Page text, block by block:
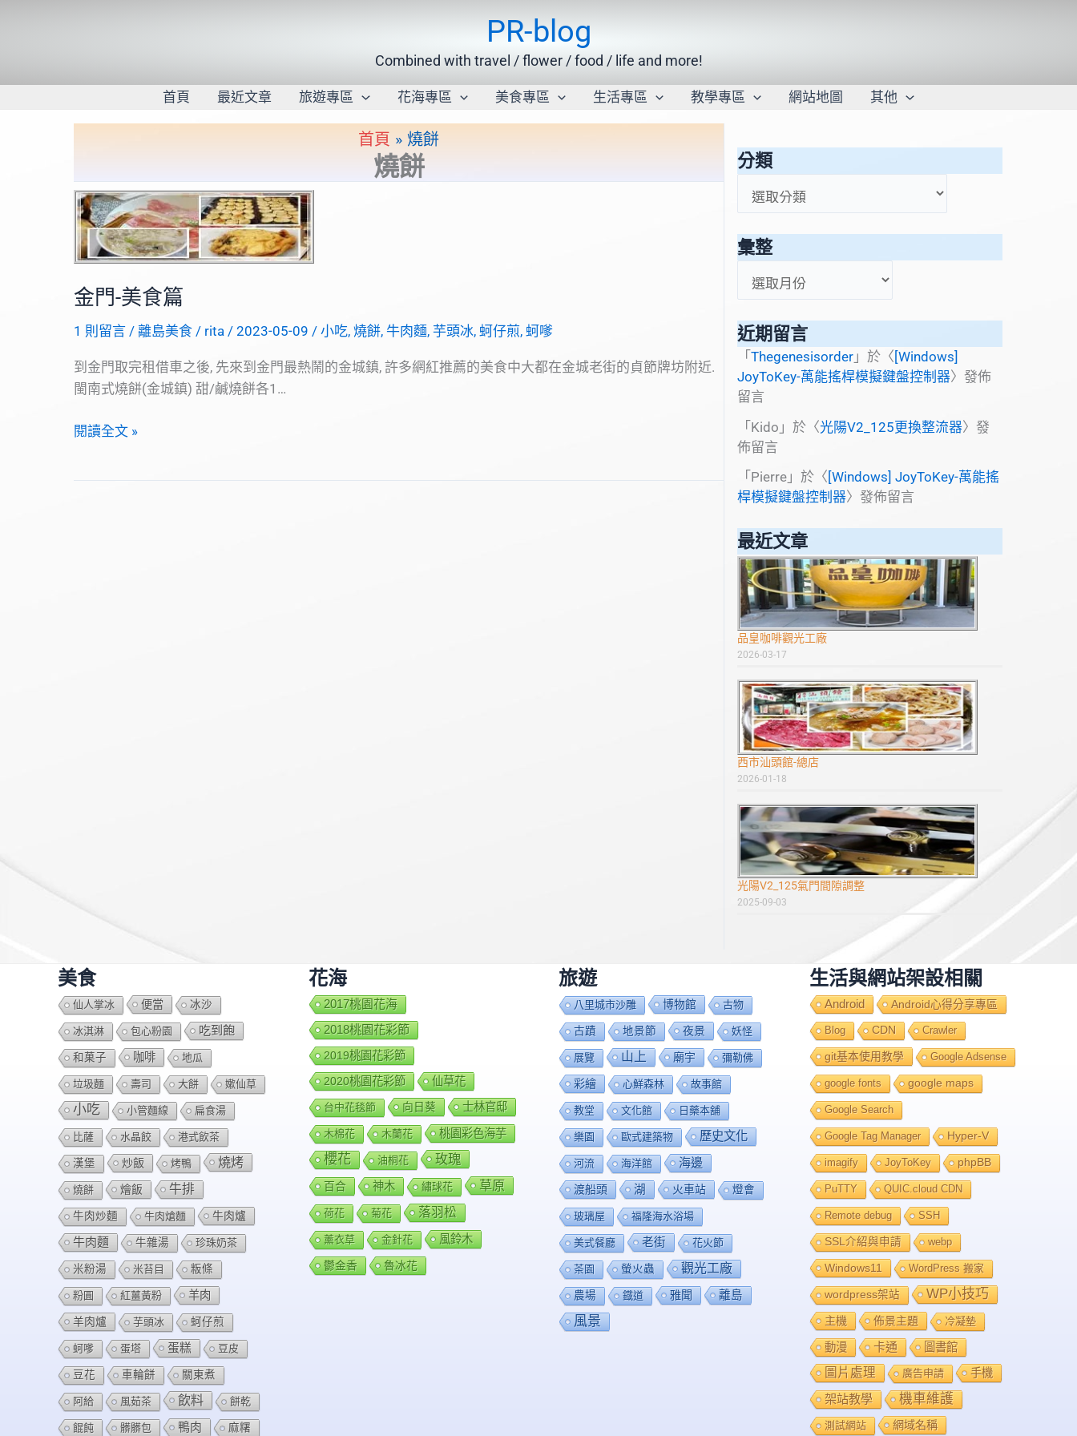
PR-blog
Combined with travel / flower / food / life and more!
首頁 最近文章 旅遊專區 花海專區 美食專區 生活專區 教學專區 網站地圖 其他
首頁 燒餅
燒餅
金門-美食篇
1 則留言 / 離島美食 / rita / 2023-05-09 / 小吃, 燒餅, 牛肉麵, 芋頭冰, 蚵仔煎, 蚵嗲
到金門取完租借車之後, 先來到金門最熱鬧的金城鎮, 許多網紅推薦的美食中大都在金城老街的貞節牌坊附近.
閩南式燒餅(金城鎮) 甜/鹹燒餅各1…
金
閱讀全文 »
分類
類
彙整
整
近期留言
「 Thegenesisorder 」於〈[Windows]
JoyToKey-萬能搖桿模擬鍵盤控制器〉發佈
留言
「 Kido 」於〈光陽V2_125更換整流器〉發
佈留言
「 Pierre 」於〈 [Windows] JoyToKey-萬能搖
桿模擬鍵盤控制器〉發佈留言
最近文章
品皇咖啡觀光工廠
2026-03-17
西市汕頭館-總店
2026-01-18
光陽V2_125氣門間隙調整
2025-09-03
美食
仙人掌冰 便當 冰沙
冰淇淋 包心粉園 吃到飽
和菓子 咖啡 地瓜
垃圾麵 壽司 大餅 嫰仙草
小吃 小管麵線 扁食湯
比薩 水晶餃 港式飲茶
漢堡 炒飯 烤鴨 燒烤
燒餅 燴飯 牛排
牛肉炒麵 牛肉熗麵 牛肉爐
牛肉麵 牛雜湯 珍珠奶茶
米粉湯 米苔目 粄條
粉圓 紅薑黃粉 羊肉
羊肉爐 芋頭冰 蚵仔煎
蚵嗲 蛋塔 蛋糕 豆皮
豆花 車輪餅 關東煮
阿給 風茹茶 飲料 餅乾
餛飩 髒髒包 鴨肉 麻糬
花海
2017桃園花海
2018桃園花彩節
2019桃園花彩節
2020桃園花彩節
仙草花
台中花毯節 向日葵 士林官邸
木棉花 木蘭花 桃園彩色海芋
櫻花 油桐花 玫瑰
百合 神木 繡球花 草原
荷花 菊花 落羽松
薰衣草 金針花 風鈴木
鬱金香 魯冰花
旅遊
八里城市沙雕 博物館 古物
古蹟 地景節 夜景 妖怪
展覽 山上 廟宇 彌勒佛
彩繪 心鮮森林 故事館
教堂 文化館 日藥本舖
樂園 歐式建築物 歷史文化
河流 海洋館 海邊
渡船頭 湖 火車站 燈會
玻璃屋 福隆海水浴場
美式餐廳 老街 花火節
茶園 螢火蟲 觀光工廠
農場 鐡道 雅聞 離島
風景
生活與網站架設相關
Android Android心得分享專區
Blog CDN Crawler
git基本使用教學 Google Adsense
google fonts google maps
Google Search
Google Tag Manager Hyper-V
imagify JoyToKey phpBB
PuTTY QUIC.cloud CDN
Remote debug SSH
SSL介紹與申請 webp
Windows11 WordPress 搬家
wordpress架站 WP小技巧
主機 佈景主題 冷凝墊
動漫 卡通 圖書館
圖片處理 廣告申請 手機
架站教學 機車維護
測試網站 網域名稱